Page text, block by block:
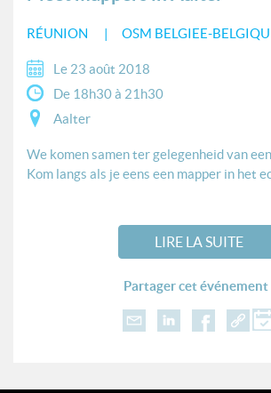
RÉUNION OSM BELGIEE-
Le 23 août 2018
De 18h30 à 21h30
Aalter
We komen samen ter gelegenheid van
Kom langs als je eens een mapper in het
LIRE LA SUITE
Partager cet événement